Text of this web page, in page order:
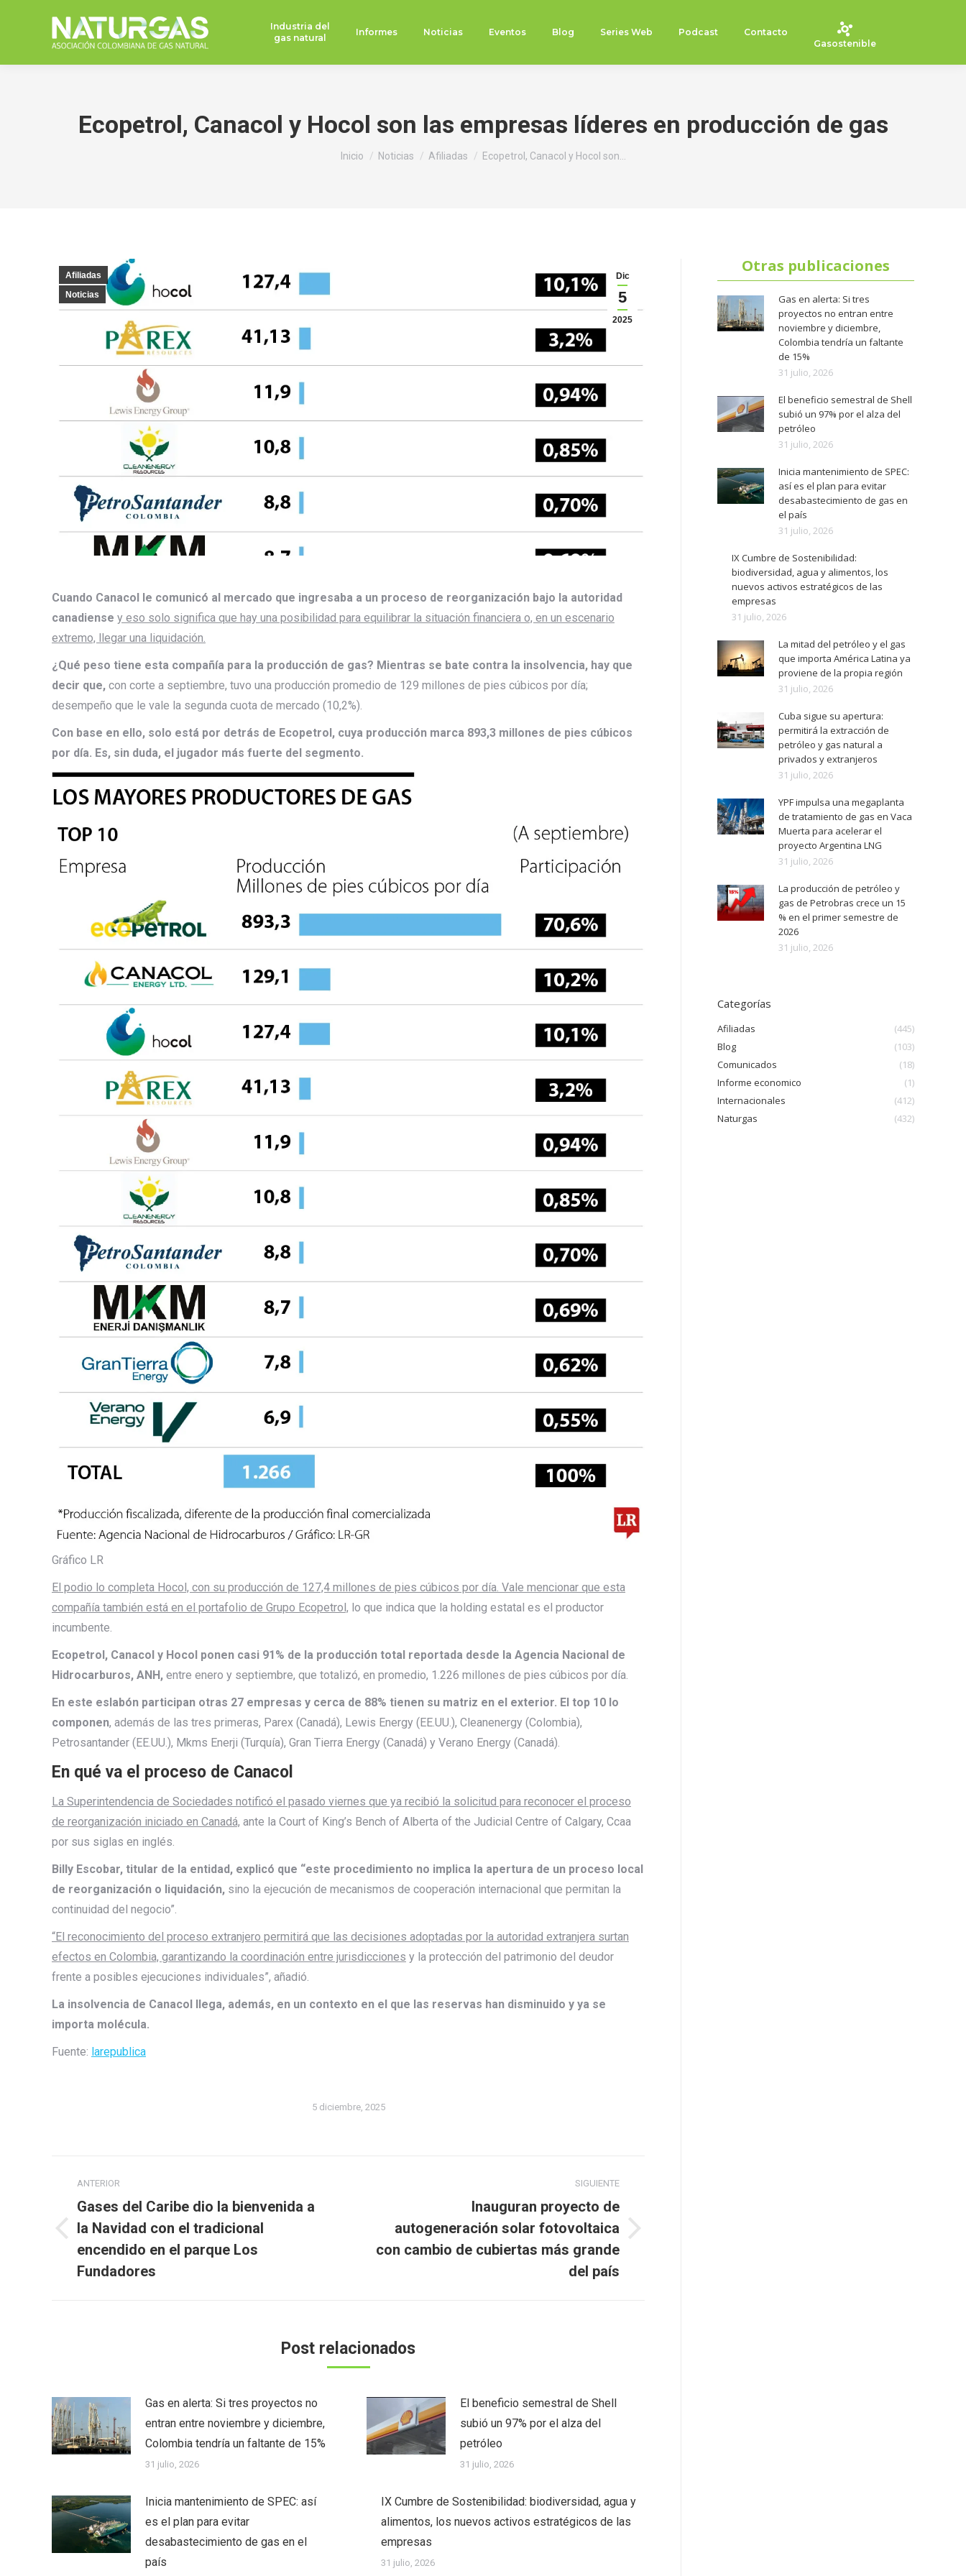
Industria del
gas natural
Informes Noticias Eventos Blog Series Web Podcast
Contacto
Gasostenible
Ecopetrol, Canacol y Hocol son las empresas líderes en producción de gas
Estás aquí:
Inicio Noticias Afiliadas Ecopetrol, Canacol y Hocol son…
Dic
5
2025
Afiliadas
Noticias
Cuando Canacol le comunicó al mercado que ingresaba a un proceso de reorganización bajo la autoridad
canadiense y eso solo significa que hay una posibilidad para equilibrar la situación financiera o, en un escenario
extremo, llegar una liquidación.
¿Qué peso tiene esta compañía para la producción de gas? Mientras se bate contra la insolvencia, hay que
decir que, con corte a septiembre, tuvo una producción promedio de 129 millones de pies cúbicos por día;
desempeño que le vale la segunda cuota de mercado (10,2%).
Con base en ello, solo está por detrás de Ecopetrol, cuya producción marca 893,3 millones de pies cúbicos
por día. Es, sin duda, el jugador más fuerte del segmento.
Gráfico LR
El podio lo completa Hocol, con su producción de 127,4 millones de pies cúbicos por día. Vale mencionar que esta
compañía también está en el portafolio de Grupo Ecopetrol, lo que indica que la holding estatal es el productor
incumbente.
Ecopetrol, Canacol y Hocol ponen casi 91% de la producción total reportada desde la Agencia Nacional de
Hidrocarburos, ANH, entre enero y septiembre, que totalizó, en promedio, 1.226 millones de pies cúbicos por día.
En este eslabón participan otras 27 empresas y cerca de 88% tienen su matriz en el exterior. El top 10 lo
componen, además de las tres primeras, Parex (Canadá), Lewis Energy (EE.UU.), Cleanenergy (Colombia),
Petrosantander (EE.UU.), Mkms Enerji (Turquía), Gran Tierra Energy (Canadá) y Verano Energy (Canadá).
En qué va el proceso de Canacol
La Superintendencia de Sociedades notificó el pasado viernes que ya recibió la solicitud para reconocer el proceso
de reorganización iniciado en Canadá, ante la Court of King’s Bench of Alberta of the Judicial Centre of Calgary, Ccaa
por sus siglas en inglés.
Billy Escobar, titular de la entidad, explicó que “este procedimiento no implica la apertura de un proceso local
de reorganización o liquidación, sino la ejecución de mecanismos de cooperación internacional que permitan la
continuidad del negocio”.
“El reconocimiento del proceso extranjero permitirá que las decisiones adoptadas por la autoridad extranjera surtan
efectos en Colombia, garantizando la coordinación entre jurisdicciones y la protección del patrimonio del deudor
frente a posibles ejecuciones individuales”, añadió.
La insolvencia de Canacol llega, además, en un contexto en el que las reservas han disminuido y ya se
importa molécula.
Fuente: larepublica
5 diciembre, 2025
entre
publicaciones
ANTERIOR
Publicación
anterior:
Gases del Caribe dio la bienvenida a
la Navidad con el tradicional
encendido en el parque Los
Fundadores
SIGUIENTE
Publicación
siguiente:
Inauguran proyecto de
autogeneración solar fotovoltaica
con cambio de cubiertas más grande
del país
Post relacionados
Gas en alerta: Si tres proyectos no
entran entre noviembre y diciembre,
Colombia tendría un faltante de 15%
31 julio, 2026
El beneficio semestral de Shell
subió un 97% por el alza del
petróleo
31 julio, 2026
Inicia mantenimiento de SPEC: así
es el plan para evitar
desabastecimiento de gas en el
país
IX Cumbre de Sostenibilidad: biodiversidad, agua y
alimentos, los nuevos activos estratégicos de las
empresas
31 julio, 2026
Otras publicaciones
Gas en alerta: Si tres
proyectos no entran entre
noviembre y diciembre,
Colombia tendría un faltante
de 15%
31 julio, 2026
El beneficio semestral de Shell
subió un 97% por el alza del
petróleo
31 julio, 2026
Inicia mantenimiento de SPEC:
así es el plan para evitar
desabastecimiento de gas en
el país
31 julio, 2026
IX Cumbre de Sostenibilidad:
biodiversidad, agua y alimentos, los
nuevos activos estratégicos de las
empresas
31 julio, 2026
La mitad del petróleo y el gas
que importa América Latina ya
proviene de la propia región
31 julio, 2026
Cuba sigue su apertura:
permitirá la extracción de
petróleo y gas natural a
privados y extranjeros
31 julio, 2026
YPF impulsa una megaplanta
de tratamiento de gas en Vaca
Muerta para acelerar el
proyecto Argentina LNG
31 julio, 2026
La producción de petróleo y
gas de Petrobras crece un 15
% en el primer semestre de
2026
31 julio, 2026
Categorías
Afiliadas
(445)
Blog
(103)
Comunicados
(18)
Informe economico
(1)
Internacionales
(412)
Naturgas
(432)